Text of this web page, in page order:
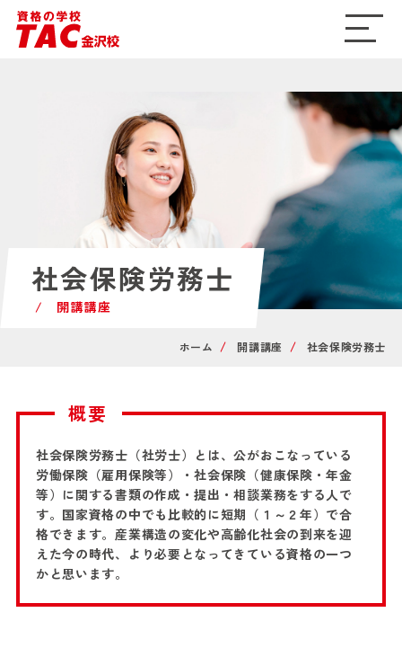
ME
社会保険労務士
開講講座
ホーム 開講講座 社会保険労務士
概要
社会保険労務士（社労士）とは、公がおこなっている
労働保険（雇用保険等）・社会保険（健康保険・年金
等）に関する書類の作成・提出・相談業務をする人で
す。国家資格の中でも比較的に短期（１～２年）で合
格できます。産業構造の変化や高齢化社会の到来を迎
えた今の時代、より必要となってきている資格の一つ
かと思います。